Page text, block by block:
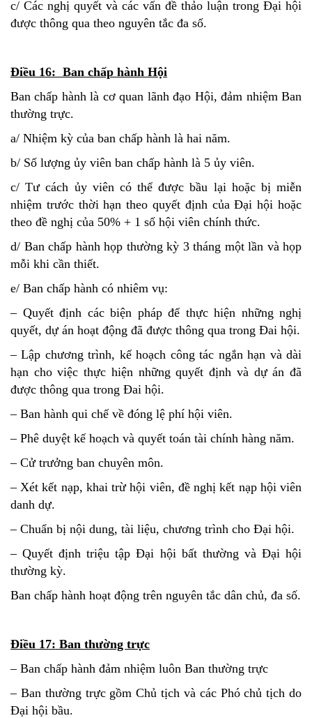
c/ Các nghị quyết và các vấn đề thảo luận trong Đại hội
được thông qua theo nguyên tắc đa số.
Điều 16: Ban chấp hành Hội
Ban chấp hành là cơ quan lãnh đạo Hội, đảm nhiệm Ban
thường trực.
a/ Nhiệm kỳ của ban chấp hành là hai năm.
b/ Số lượng ủy viên ban chấp hành là 5 ủy viên.
c/ Tư cách ủy viên có thể được bầu lại hoặc bị miễn
nhiệm trước thời hạn theo quyết định của Đại hội hoặc
theo đề nghị của 50% + 1 số hội viên chính thức.
d/ Ban chấp hành họp thường kỳ 3 tháng một lần và họp
mỗi khi cần thiết.
e/ Ban chấp hành có nhiêm vụ:
– Quyết định các biện pháp để thực hiện những nghị
quyết, dự án hoạt động đã được thông qua trong Đai hội.
– Lập chương trình, kế hoạch công tác ngắn hạn và dài
hạn cho việc thực hiện những quyết định và dự án đã
được thông qua trong Đai hội.
– Ban hành qui chế về đóng lệ phí hội viên.
– Phê duyệt kế hoạch và quyết toán tài chính hàng năm.
– Cử trưởng ban chuyên môn.
– Xét kết nạp, khai trừ hội viên, đề nghị kết nạp hội viên
danh dự.
– Chuẩn bị nội dung, tài liệu, chương trình cho Đại hội.
– Quyết định triệu tập Đại hội bất thường và Đại hội
thường kỳ.
Ban chấp hành hoạt động trên nguyên tắc dân chủ, đa số.
Điều 17: Ban thường trực
– Ban chấp hành đảm nhiệm luôn Ban thường trực
– Ban thường trực gồm Chủ tịch và các Phó chủ tịch do
Đại hội bầu.